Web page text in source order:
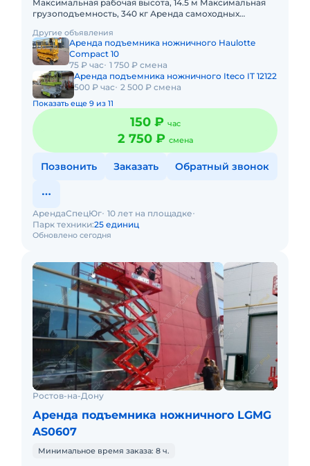
Максимальная рабочая высота, 14.5 м Максимальная
грузоподъемность, 340 кг Аренда самоходных
электрические. Ра
Другие объявления
Аренда подъемника ножничного Haulotte
Compact 10
75 ₽ час 1 750 ₽ смена
Аренда подъемника ножничного Iteco IT 12122
500 ₽ час 2 500 ₽ смена
Показать еще 9 из 11
150 ₽ час
2 750 ₽ смена
Позвонить Заказать Обратный звонок
Обновлено сегодня
АрендаСпецЮг 10 лет на площадке
Парк техники:25 единиц
Ростов-на-Дону
Аренда подъемника ножничного LGMG
AS0607
Минимальное время заказа: 8 ч.